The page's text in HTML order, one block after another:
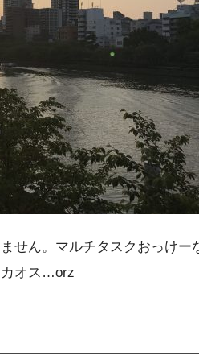
ん。マルチタスクおっけ
カオス…orz